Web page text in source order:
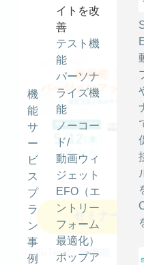
機
能
サ
ー
ビ
ス
プ
ラ
ン
事
例
イトを改
善
テスト機
能
パーソナ
ライズ機
能
ノーコー
ド/
動画ウィ
ジェット
EFO（エ
ントリー
フォーム
最適化）
ポップア
セミナーへ
SiTestに新機能「パ